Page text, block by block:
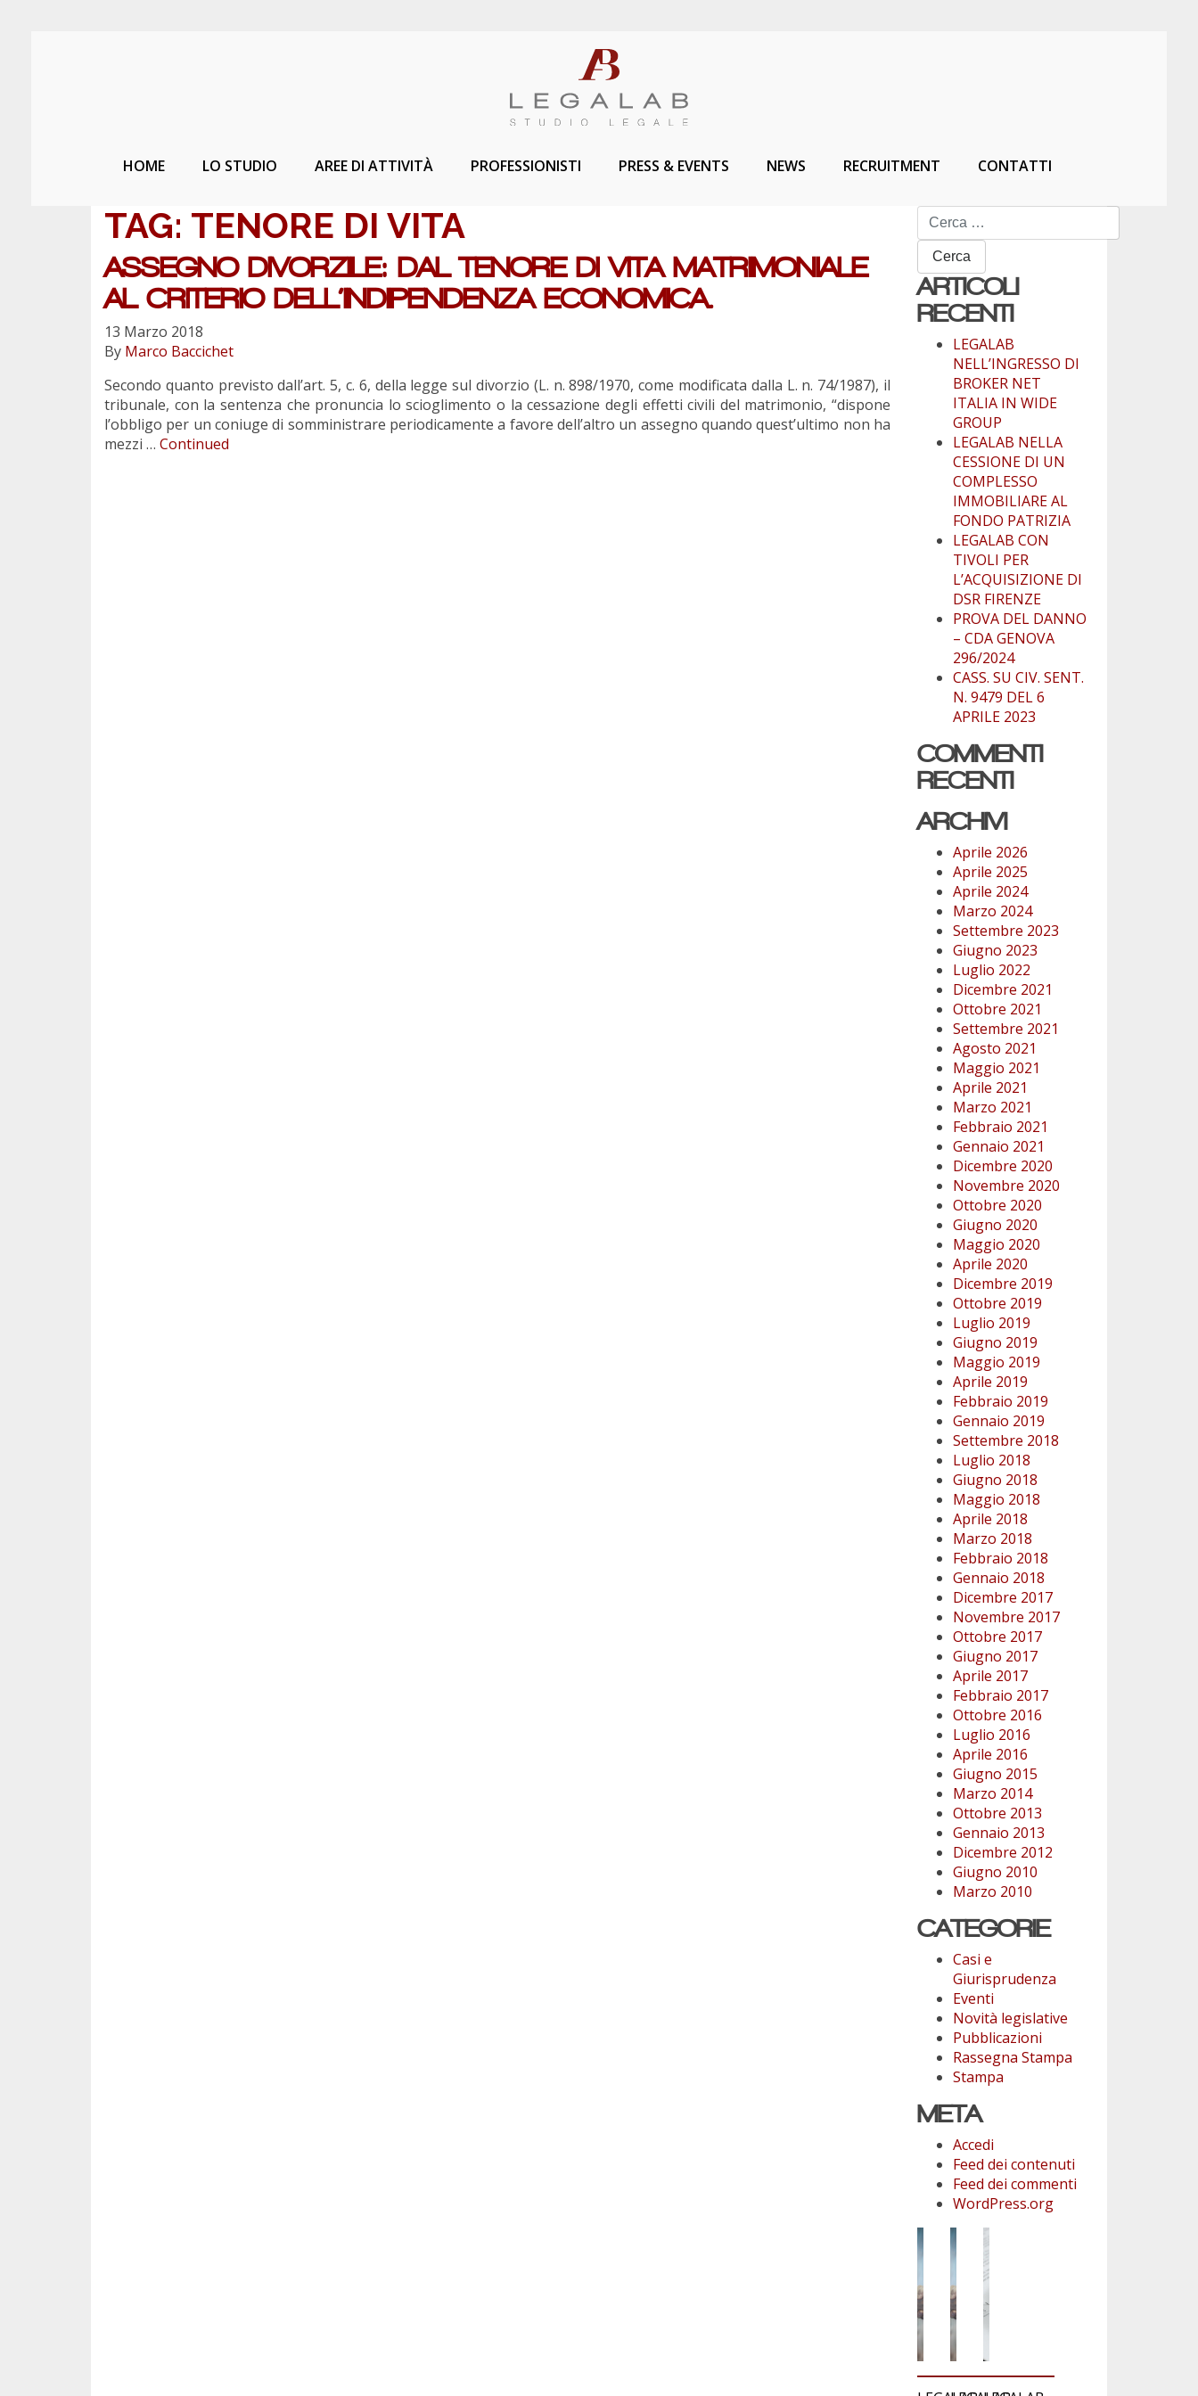
HOME LO STUDIO AREE DI ATTIVITÀ PROFESSIONISTI PRESS & EVENTS NEWS RECRUITMENT CONTATTI
TAG: TENORE DI VITA
ASSEGNO DIVORZILE: DAL TENORE DI VITA MATRIMONIALE
AL CRITERIO DELL’INDIPENDENZA ECONOMICA.
13 Marzo 2018
By Marco Baccichet
Secondo quanto previsto dall’art. 5, c. 6, della legge sul divorzio (L. n. 898/1970, come modificata dalla L. n. 74/1987), il
tribunale, con la sentenza che pronuncia lo scioglimento o la cessazione degli effetti civili del matrimonio, “dispone
l’obbligo per un coniuge di somministrare periodicamente a favore dell’altro un assegno quando quest’ultimo non ha
mezzi … Continued
ARTICOLI
RECENTI
LEGALAB
NELL’INGRESSO DI
BROKER NET
ITALIA IN WIDE
GROUP
LEGALAB NELLA
CESSIONE DI UN
COMPLESSO
IMMOBILIARE AL
FONDO PATRIZIA
LEGALAB CON
TIVOLI PER
L’ACQUISIZIONE DI
DSR FIRENZE
PROVA DEL DANNO
– CDA GENOVA
296/2024
CASS. SU CIV. SENT.
N. 9479 DEL 6
APRILE 2023
COMMENTI
RECENTI
ARCHIVI
Aprile 2026
Aprile 2025
Aprile 2024
Marzo 2024
Settembre 2023
Giugno 2023
Luglio 2022
Dicembre 2021
Ottobre 2021
Settembre 2021
Agosto 2021
Maggio 2021
Aprile 2021
Marzo 2021
Febbraio 2021
Gennaio 2021
Dicembre 2020
Novembre 2020
Ottobre 2020
Giugno 2020
Maggio 2020
Aprile 2020
Dicembre 2019
Ottobre 2019
Luglio 2019
Giugno 2019
Maggio 2019
Aprile 2019
Febbraio 2019
Gennaio 2019
Settembre 2018
Luglio 2018
Giugno 2018
Maggio 2018
Aprile 2018
Marzo 2018
Febbraio 2018
Gennaio 2018
Dicembre 2017
Novembre 2017
Ottobre 2017
Giugno 2017
Aprile 2017
Febbraio 2017
Ottobre 2016
Luglio 2016
Aprile 2016
Giugno 2015
Marzo 2014
Ottobre 2013
Gennaio 2013
Dicembre 2012
Giugno 2010
Marzo 2010
CATEGORIE
Casi e
Giurisprudenza
Eventi
Novità legislative
Pubblicazioni
Rassegna Stampa
Stampa
META
Accedi
Feed dei contenuti
Feed dei commenti
WordPress.org